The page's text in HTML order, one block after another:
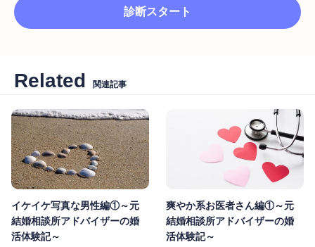
診断スタート
Related 関連記事
イケイケ写真な男性編①～元
結婚相談所アドバイザーの婚
活体験記～
爽やか系お医者さん編①～元
結婚相談所アドバイザーの婚
活体験記～